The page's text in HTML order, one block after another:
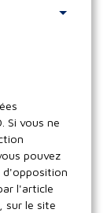
Si vous ne
pouvez
d'opposition
l'article
sur le site